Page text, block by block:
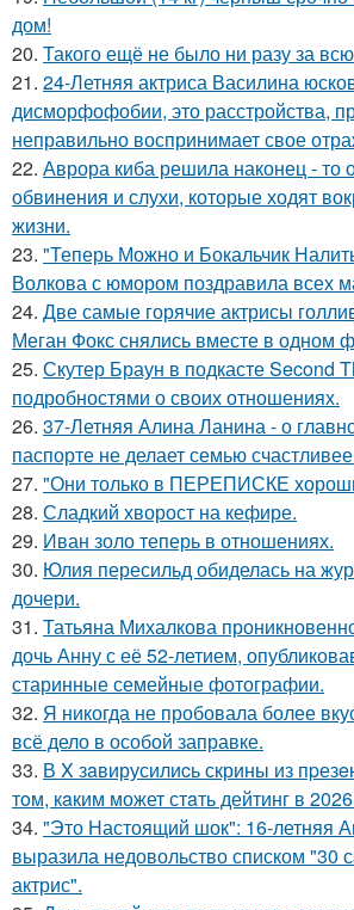
дом!
20. Такого ещё не было ни разу за
21. 24-Летняя актриса Василина
дисморфофобии, это расстройства,
неправильно воспринимает свое
22. Аврора киба решила наконец - то
обвинения и слухи, которые ходят
жизни.
23. "Теперь Можно и Бокальчик
Волкова с юмором поздравила всех
24. Две самые горячие актрисы
Меган Фокс снялись вместе в одном
25. Скутер Браун в подкасте Second
подробностями о своих отношениях.
26. 37-Летняя Алина Ланина - о
паспорте не делает семью
27. "Они только в ПЕРЕПИСКЕ
28. Сладкий хворост на кефире.
29. Иван золо теперь в отношениях.
30. Юлия пересильд обиделась на
дочери.
31. Татьяна Михалкова
дочь Анну с её 52-летием,
старинные семейные фотографии.
32. Я никогда не пробовала более
всё дело в особой заправке.
33. В X зaвирусилиcь скрины из
тoм, кaким может стaть дейтинг в
34. "Это Настоящий шок": 16-летняя
выразила недовольство списком "30
актрис".